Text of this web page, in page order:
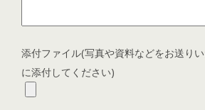
添付ファイル(写真や資料などをお送り
に添付してください)